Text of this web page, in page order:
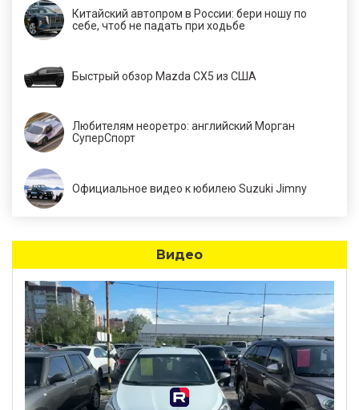
Китайский автопром в России: бери ношу по
себе, чтоб не падать при ходьбе
Быстрый обзор Mazda CX5 из США
Любителям неоретро: английский Морган
СуперСпорт
Официальное видео к юбилею Suzuki Jimny
Видео